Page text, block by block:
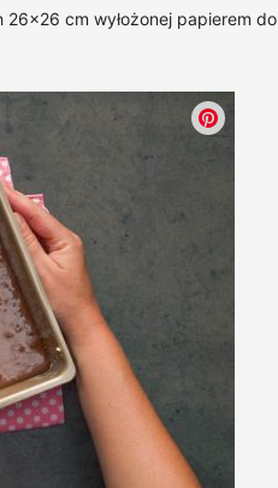
cm wyłożonej papierem do